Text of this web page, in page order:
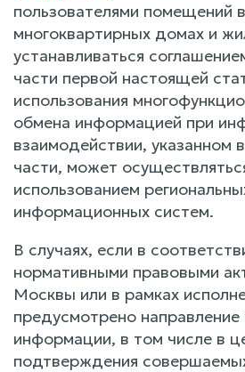
пользователями помещений в
многоквартирных домах и
устанавливаться
части первой настоящей
использования
обмена информацией при
взаимодействии, указанном
части, может
использованием
информационных систем.
В случаях, если в
нормативными правовыми
Москвы или в рамках
предусмотрено
информации, в том числе в
подтверждения